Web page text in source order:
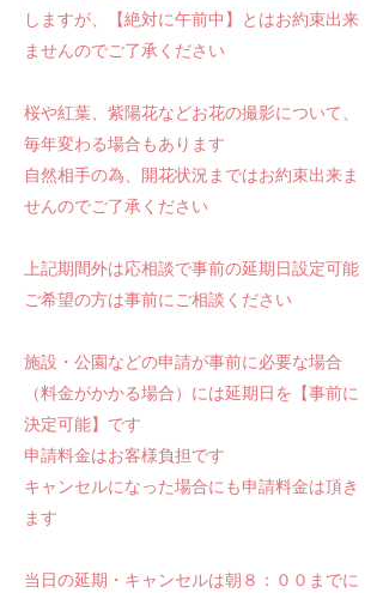
しますが、【絶対に午前中】とはお約束出来
ませんのでご了承ください
桜や紅葉、紫陽花などお花の撮影について、
毎年変わる場合もあります
自然相手の為、開花状況まではお約束出来ま
せんのでご了承ください
上記期間外は応相談で事前の延期日設定可能
ご希望の方は事前にご相談ください​
施設・公園などの申請が事前に必要な場合
（料金がかかる場合）には延期日を【事前に
決定可能】です
申請料金はお客様負担です
キャンセルになった場合にも申請料金は頂き
ます
当日の延期・キャンセルは朝８：００までに